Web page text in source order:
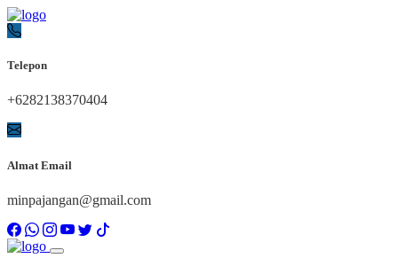
Telepon
+6282138370404
Almat Email
minpajangan@gmail.com